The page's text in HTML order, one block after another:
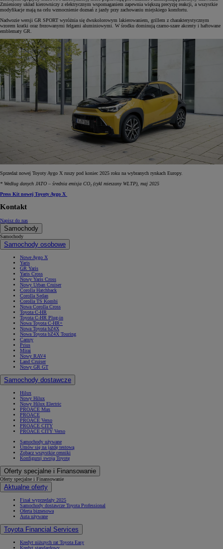
Zmieniony układ kierowniczy z elektrycznym wspomaganiem zapewnia większą precyzję reakcji, a wszystkie
modyfikacje mają na celu wzmocnienie doznań z jazdy przy zachowaniu miejskiego komfortu.
Nadwozie wersji GR SPORT wyróżnia się dwukolorowym lakierowaniem, grillem z charakterystycznym
wzorem kratki oraz frezowanymi felgami aluminiowymi. W środku dominują czarno-szare akcenty i haftowane
emblematy GR.
Sprzedaż nowej Toyoty Aygo X ruszy pod koniec 2025 roku na wybranych rynkach Europy.
* Według danych JATO – średnia emisja CO₂ (cykl mieszany WLTP), maj 2025
Press Kit nowej Toyoty Aygo X
Kontakt
Napisz do nas
Samochody
Samochody
Samochody osobowe
Nowe Aygo X
Yaris
GR Yaris
Yaris Cross
Nowy Yaris Cross
Nowy Urban Cruiser
Corolla Hatchback
Corolla Sedan
Corolla TS Kombi
Nowa Corolla Cross
Toyota C-HR
Toyota C-HR Plug-in
Nowa Toyota C-HR+
Nowa Toyota bZ4X
Nowa Toyota bZ4X Touring
Camry
Prius
Mirai
Nowy RAV4
Land Cruiser
Nowy GR GT
Samochody dostawcze
Hilux
Nowy Hilux
Nowy Hilux Electric
PROACE Max
PROACE
PROACE Verso
PROACE CITY
PROACE CITY Verso
Samochody używane
Umów się na jazdę testową
Zobacz wszystkie cenniki
Konfiguruj swoją Toyotę
Oferty specjalne i Finansowanie
Oferty specjalne i Finansowanie
Aktualne oferty
Finał wyprzedaży 2025
Samochody dostawcze Toyota Professional
Oferta biznesowa
Auta używane
Toyota Financial Services
Kredyt niższych rat Toyota Easy
Kredyt standardowy